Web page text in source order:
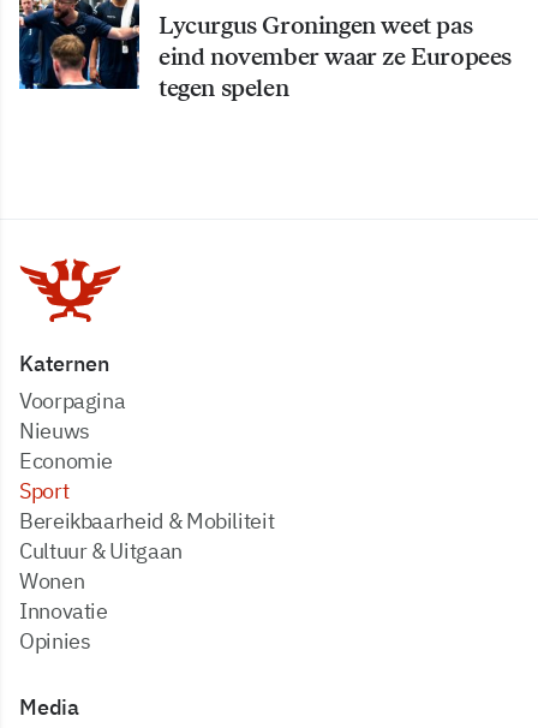
Lycurgus Groningen weet pas
eind november waar ze Europees
tegen spelen
Katernen
Voorpagina
Nieuws
Economie
Sport
Bereikbaarheid & Mobiliteit
Cultuur & Uitgaan
Wonen
Innovatie
Opinies
Media